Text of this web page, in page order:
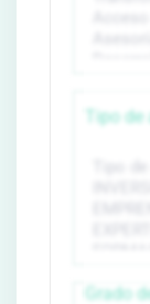
Tipo de
Grado